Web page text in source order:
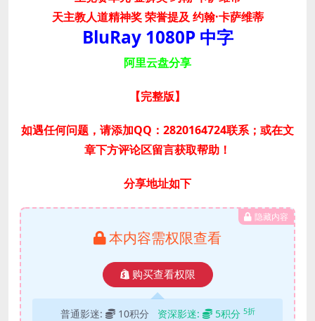
天主教人道精神奖 荣誉提及 约翰·卡萨维蒂
BluRay 1080P 中字
阿里云盘分享
【完整版】
如遇任何问题，请添加QQ：2820164724联系；或在文
章下方评论区留言获取帮助！
分享地址如下
隐藏内容
本内容需权限查看
购买查看权限
普通影迷: 10积分 资深影迷: 5积分 5折